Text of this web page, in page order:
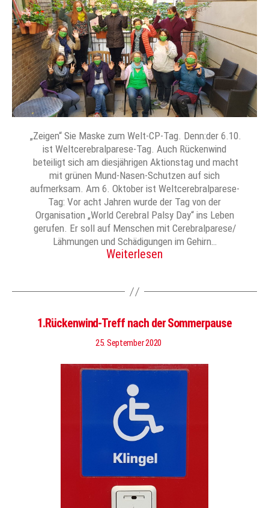
„Zeigen“ Sie Maske zum Welt-CP-Tag. Denn:der 6.10.
ist Weltcerebralparese-Tag. Auch Rückenwind
beteiligt sich am diesjährigen Aktionstag und macht
mit grünen Mund-Nasen-Schutzen auf sich
aufmerksam. Am 6. Oktober ist Weltcerebralparese-
Tag: Vor acht Jahren wurde der Tag von der
Organisation „World Cerebral Palsy Day“ ins Leben
gerufen. Er soll auf Menschen mit Cerebralparese/
Lähmungen und Schädigungen im Gehirn…
Weiterlesen
1.Rückenwind-Treff nach der Sommerpause
25. September 2020